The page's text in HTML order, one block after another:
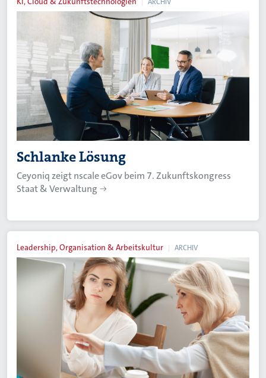
Schlanke Lösung
Ceyoniq zeigt nscale eGov beim 7. Zukunftskongress
Staat & Verwaltung
Leadership, Organisation & Arbeitskultur ARCHIV